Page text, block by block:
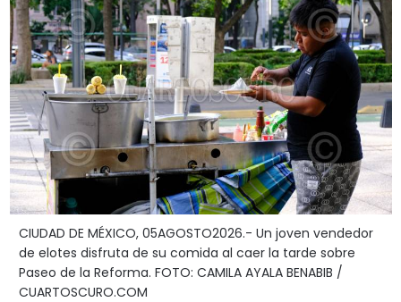
CIUDAD DE MÉXICO, 05AGOSTO2026.- Un joven vendedor
de elotes disfruta de su comida al caer la tarde sobre
Paseo de la Reforma. FOTO: CAMILA AYALA BENABIB /
CUARTOSCURO.COM